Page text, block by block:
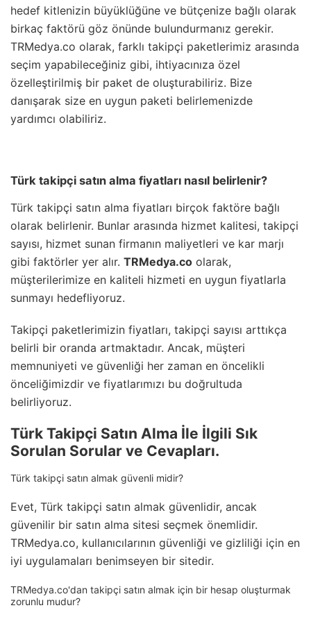
hedef kitlenizin büyüklüğüne ve bütçenize bağlı olarak
birkaç faktörü göz önünde bulundurmanız gerekir.
TRMedya.co olarak, farklı takipçi paketlerimiz arasında
seçim yapabileceğiniz gibi, ihtiyacınıza özel
özelleştirilmiş bir paket de oluşturabiliriz. Bize
danışarak size en uygun paketi belirlemenizde
yardımcı olabiliriz.
Türk takipçi satın alma fiyatları nasıl belirlenir?
Türk takipçi satın alma fiyatları birçok faktöre bağlı
olarak belirlenir. Bunlar arasında hizmet kalitesi, takipçi
sayısı, hizmet sunan firmanın maliyetleri ve kar marjı
gibi faktörler yer alır. TRMedya.co olarak,
müşterilerimize en kaliteli hizmeti en uygun fiyatlarla
sunmayı hedefliyoruz.
Takipçi paketlerimizin fiyatları, takipçi sayısı arttıkça
belirli bir oranda artmaktadır. Ancak, müşteri
memnuniyeti ve güvenliği her zaman en öncelikli
önceliğimizdir ve fiyatlarımızı bu doğrultuda
belirliyoruz.
Türk Takipçi Satın Alma İle İlgili Sık
Sorulan Sorular ve Cevapları.
Türk takipçi satın almak güvenli midir?
Evet, Türk takipçi satın almak güvenlidir, ancak
güvenilir bir satın alma sitesi seçmek önemlidir.
TRMedya.co, kullanıcılarının güvenliği ve gizliliği için en
iyi uygulamaları benimseyen bir sitedir.
TRMedya.co'dan takipçi satın almak için bir hesap oluşturmak
zorunlu mudur?